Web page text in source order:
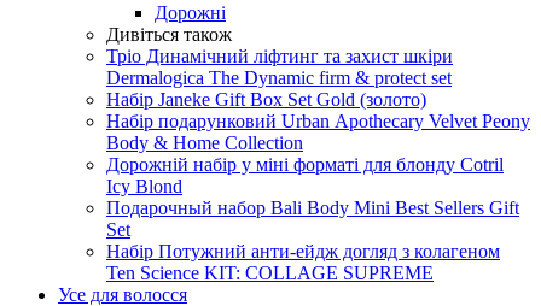
Дорожні
Дивіться також
Тріо Динамічний ліфтинг та захист шкіри
Dermalogica The Dynamic firm & protect set
Набір Janeke Gift Box Set Gold (золото)
Набір подарунковий Urban Аpothecary Velvet Peony
Body & Home Collection
Дорожній набір у міні форматі для блонду Cotril
Icy Blond
Подарочный набор Bali Body Mini Best Sellers Gift
Set
Набір Потужний анти-ейдж догляд з колагеном
Ten Science KIT: COLLAGE SUPREME
Усе для волосся